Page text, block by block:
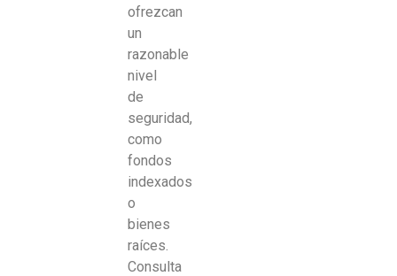
ofrezcan
un
razonable
nivel
de
seguridad,
como
fondos
indexados
o
bienes
raíces.
Consulta